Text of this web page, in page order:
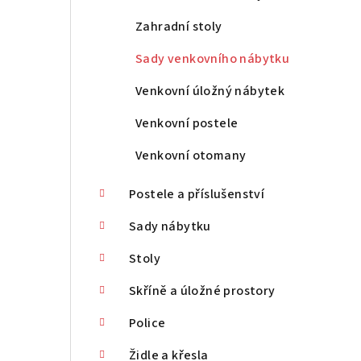
Zahradní stoly
Sady venkovního nábytku
Venkovní úložný nábytek
Venkovní postele
Venkovní otomany
Postele a příslušenství
Sady nábytku
Stoly
Skříně a úložné prostory
Police
Židle a křesla